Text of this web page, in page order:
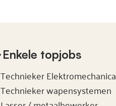
Enkele topjobs
Technieker Elektromechanica
Technieker wapensystemen